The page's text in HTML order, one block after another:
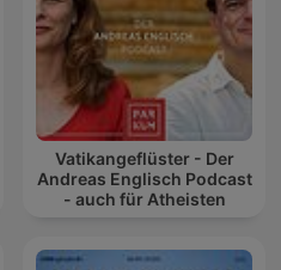
Vatikangeflüster - Der
Andreas Englisch Podcast
- auch für Atheisten